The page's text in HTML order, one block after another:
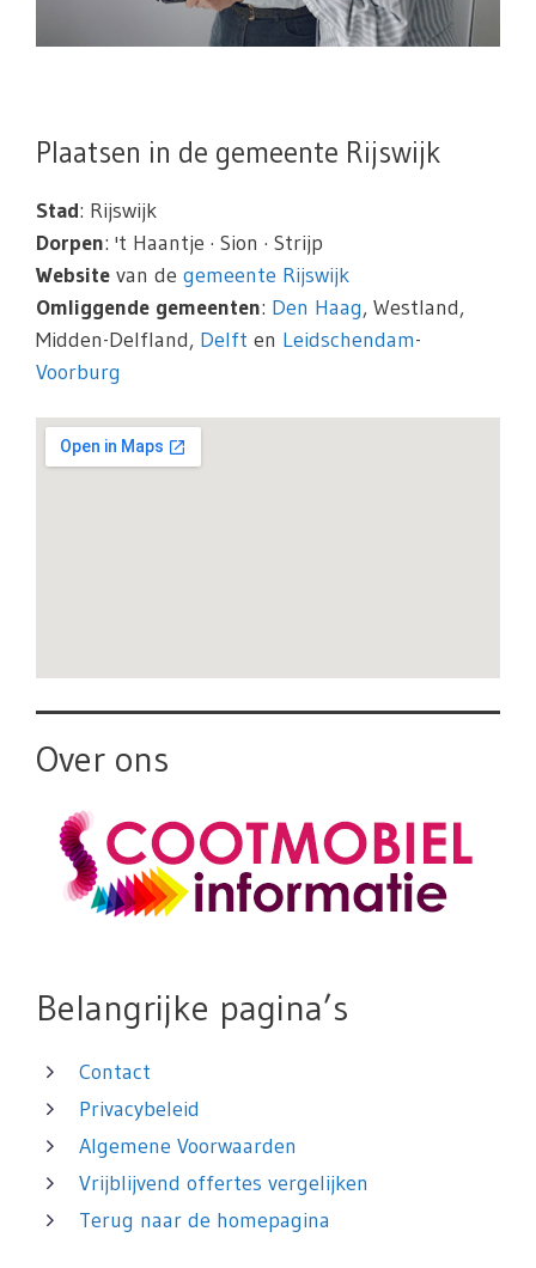
Plaatsen in de gemeente Rijswijk
Stad: Rijswijk
Dorpen: 't Haantje · Sion · Strijp
Website van de gemeente Rijswijk
Omliggende gemeenten: Den Haag, Westland,
Midden-Delfland, Delft en Leidschendam-
Voorburg
Over ons
Belangrijke pagina’s
Contact
Privacybeleid
Algemene Voorwaarden
Vrijblijvend offertes vergelijken
Terug naar de homepagina